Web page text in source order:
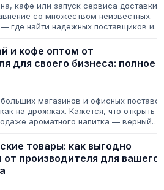
кафе или запуск сервиса доставки
со множеством неизвестных.
где найти надежных поставщиков и
и кофе оптом от
для своего бизнеса: полное
магазинов и офисных поставок
на дрожжах. Кажется, что открыть
ароматного напитка — верный
товары: как выгодно
от производителя для вашего